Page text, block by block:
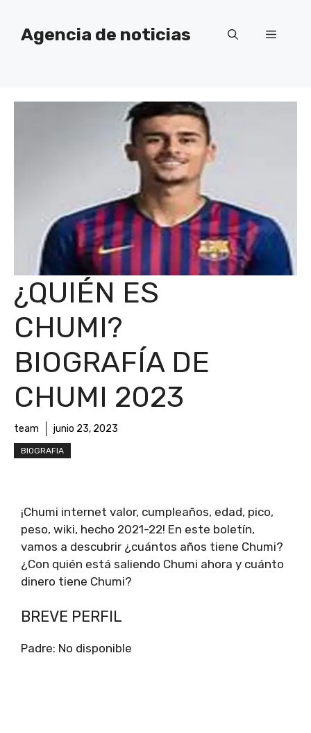
contenido
Agencia de noticias Menú
¿QUIÉN ES
CHUMI?
BIOGRAFÍA DE
CHUMI 2023
team junio 23, 2023
BIOGRAFIA
¡Chumi internet valor, cumpleaños, edad, pico,
peso, wiki, hecho 2021-22! En este boletín,
vamos a descubrir ¿cuántos años tiene Chumi?
¿Con quién está saliendo Chumi ahora y cuánto
dinero tiene Chumi?
BREVE PERFIL
Padre: No disponible